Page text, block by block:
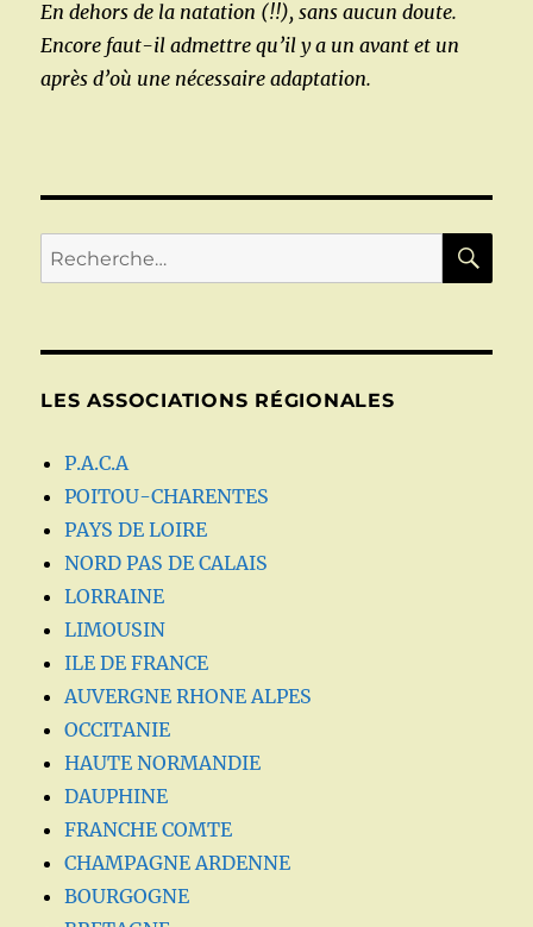
En dehors de la natation (!!), sans aucun doute.
Encore faut-il admettre qu’il y a un avant et un
après d’où une nécessaire adaptation.
Recherche
pour :
LES ASSOCIATIONS RÉGIONALES
P.A.C.A
POITOU-CHARENTES
PAYS DE LOIRE
NORD PAS DE CALAIS
LORRAINE
LIMOUSIN
ILE DE FRANCE
AUVERGNE RHONE ALPES
OCCITANIE
HAUTE NORMANDIE
DAUPHINE
FRANCHE COMTE
CHAMPAGNE ARDENNE
BOURGOGNE